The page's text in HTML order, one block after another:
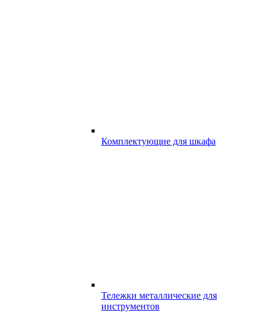
Комплектующие для шкафа
Тележки металлические для
инструментов